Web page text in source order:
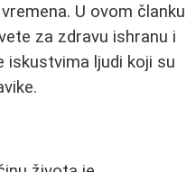
U ovom članku
za zdravu ishranu i
iskustvima ljudi koji su